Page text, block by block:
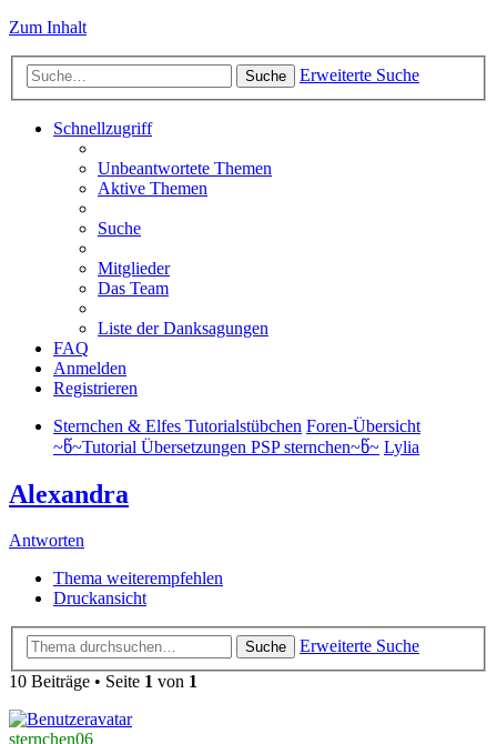
Zum Inhalt
Suche Erweiterte Suche
Schnellzugriff
Unbeantwortete Themen
Aktive Themen
Suche
Mitglieder
Das Team
Liste der Danksagungen
FAQ
Anmelden
Registrieren
Sternchen & Elfes Tutorialstübchen Foren-Übersicht
~წ~Tutorial Übersetzungen PSP sternchen~წ~ Lylia
Alexandra
Antworten
Thema weiterempfehlen
Druckansicht
Suche
Erweiterte Suche
10 Beiträge • Seite 1 von 1
sternchen06